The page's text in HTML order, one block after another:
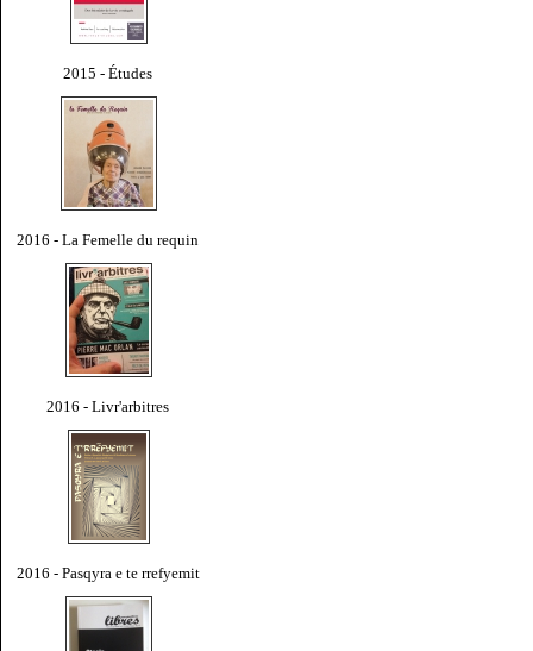
2015 - Études
2016 - La Femelle du requin
2016 - Livr'arbitres
2016 - Pasqyra e te rrefyemit